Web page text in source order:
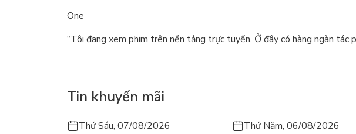
One
“Tôi đang xem phim trên nền tảng trực tuyến. Ở đây có hàng ngàn tác
Tin khuyến mãi
Thứ Sáu, 07/08/2026 Thứ Năm, 06/08/2026